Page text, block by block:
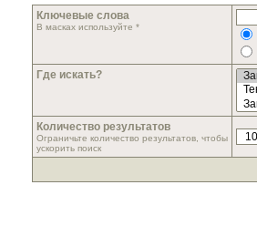
Ключевые слова
В масках используйте *
Где искать?
Количество результатов
Ограничьте количество результатов, чтобы
ускорить поиск